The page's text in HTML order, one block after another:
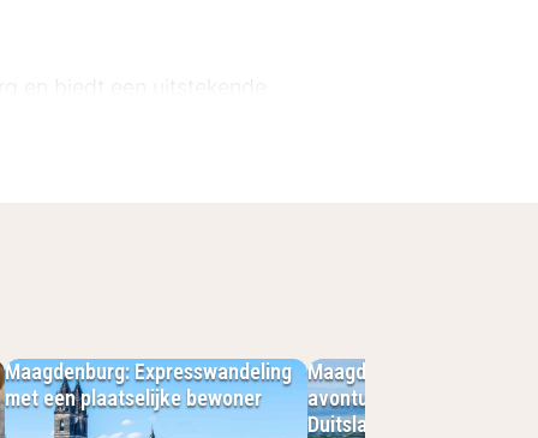
en biedt een uitstekende
aangenaam verblijf. De kamers zijn
Maagdenburg: Expresswandeling
met een plaatselijke bewoner
Maagdenburg: het
avontuur in een
Duitsland